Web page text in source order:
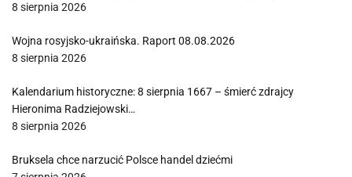
8 sierpnia 2026
Wojna rosyjsko-ukraińska. Raport 08.08.2026
8 sierpnia 2026
Kalendarium historyczne: 8 sierpnia 1667 – śmierć zdrajcy
Hieronima Radziejowski…
8 sierpnia 2026
Bruksela chce narzucić Polsce handel dziećmi